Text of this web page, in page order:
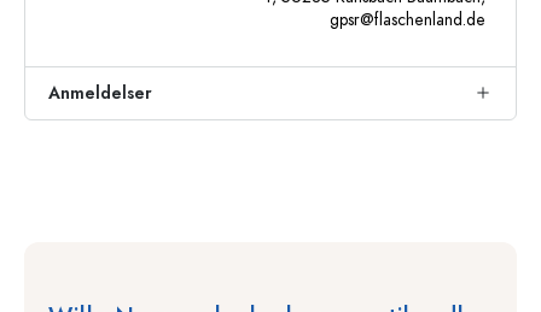
gpsr@flaschenland.de
Anmeldelser